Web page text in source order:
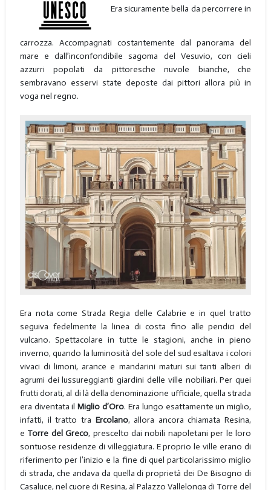
Era sicuramente bella da percorrere in
carrozza. Accompagnati costantemente dal panorama del
mare e dall’inconfondibile sagoma del Vesuvio, con cieli
azzurri popolati da pittoresche nuvole bianche, che
sembravano esservi state deposte dai pittori allora più in
voga nel regno.
Era nota come Strada Regia delle Calabrie e in quel tratto
seguiva fedelmente la linea di costa fino alle pendici del
vulcano. Spettacolare in tutte le stagioni, anche in pieno
inverno, quando la luminosità del sole del sud esaltava i colori
vivaci di limoni, arance e mandarini maturi sui tanti alberi di
agrumi dei lussureggianti giardini delle ville nobiliari. Per quei
frutti dorati, al di là della denominazione ufficiale, quella strada
era diventata ilMiglio d’Oro. Era lungo esattamente un miglio,
infatti, il tratto tra Ercolano, allora ancora chiamata Resina,
e Torre del Greco, prescelto dai nobili napoletani per le loro
sontuose residenze di villeggiatura. E proprio le ville erano di
riferimento per l’inizio e la fine di quel particolarissimo miglio
di strada, che andava da quella di proprietà dei De Bisogno di
Casaluce, nel cuore di Resina, al Palazzo Vallelonga di Torre del